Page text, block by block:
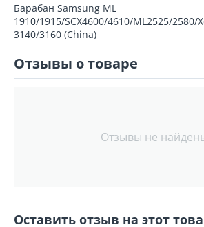
Барабан Samsung ML
1910/1915/SCX4600/4610/ML2525/2580/
3140/3160 (China)
Отзывы о товаре
Отзывы не
Оставить отзыв на этот